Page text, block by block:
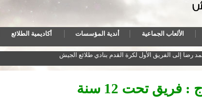
الألعاب الجماعية أندية المؤسسات أكاديمية الطلائع
رضا إلى الفريق الأول لكرة القدم بنادي طلائع الجيش
: فريق تحت 12 سنة